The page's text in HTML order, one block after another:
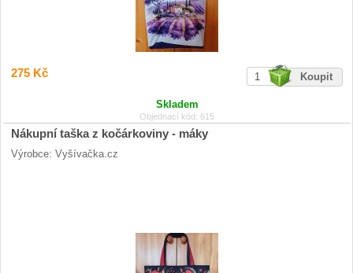
275 Kč
Skladem
Objednací kód: 615
Nákupní taška z kočárkoviny - máky
Výrobce: Vyšívačka.cz